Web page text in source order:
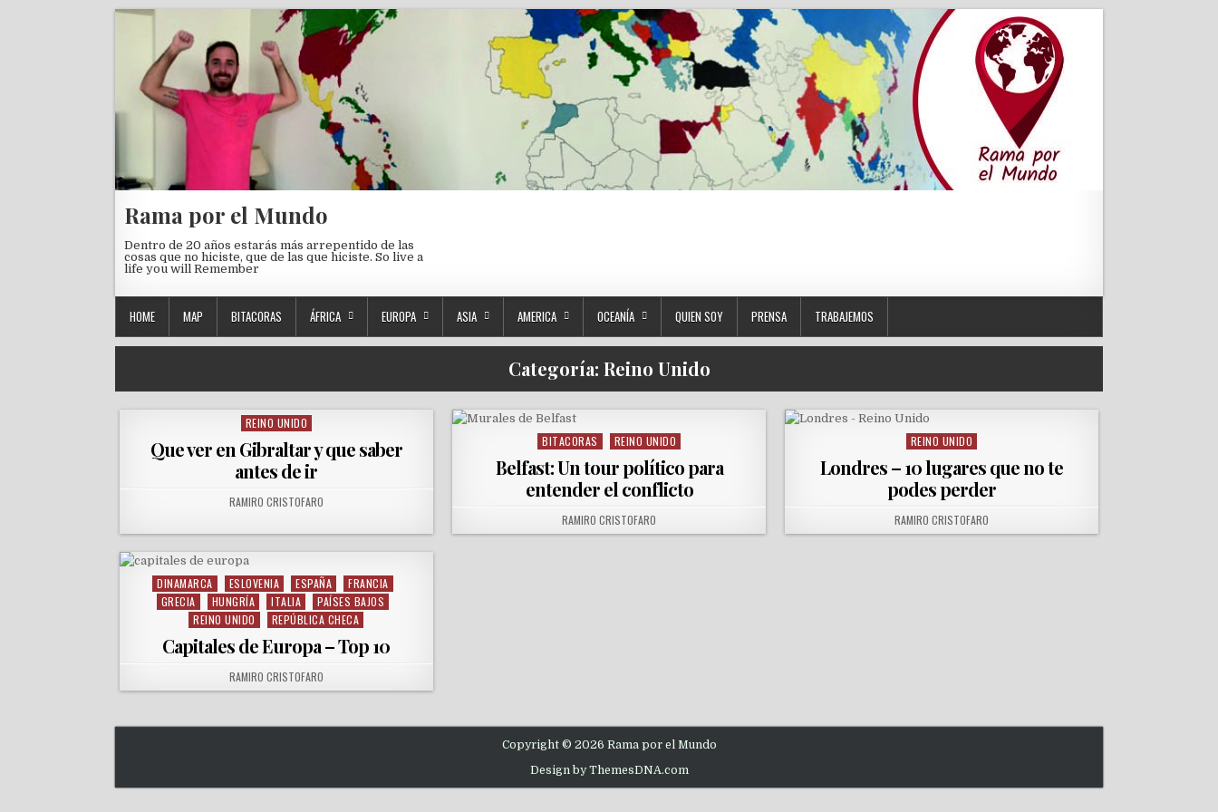
Rama por el Mundo
Dentro de 20 años estarás más arrepentido de las
cosas que no hiciste, que de las que hiciste. So live a
life you will Remember
HOME MAP BITACORAS ÁFRICA EUROPA ASIA AMERICA OCEANÍA QUIEN SOY PRENSA TRABAJEMOS
Categoría: Reino Unido
Posted in
REINO UNIDO
Que ver en Gibraltar y que saber
antes de ir
AUTHOR:
RAMIRO CRISTOFARO
Posted in
BITACORAS REINO UNIDO
Belfast: Un tour político para
entender el conflicto
AUTHOR:
RAMIRO CRISTOFARO
Posted in
REINO UNIDO
Londres – 10 lugares que no te
podes perder
AUTHOR:
RAMIRO CRISTOFARO
Posted in
DINAMARCA ESLOVENIA ESPAÑA
FRANCIA
GRECIA
HUNGRÍA ITALIA
PAÍSES BAJOS
REINO UNIDO
REPÚBLICA CHECA
Capitales de Europa – Top 10
AUTHOR:
RAMIRO CRISTOFARO
Copyright © 2026 Rama por el Mundo
Design by ThemesDNA.com